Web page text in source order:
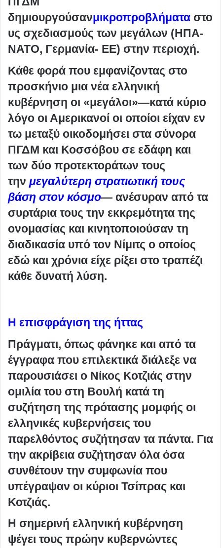
δημιουργούσανμικροπροβλήματα στο
υς σχεδιασμούς των μεγάλων (ΗΠΑ-
ΝΑΤΟ, Γερμανία- ΕΕ) στην περιοχή.
Κάθε φορά που εμφανίζοντας στο
προσκήνιο μια νέα ελληνική
κυβέρνηση οι «μεγάλοι»—κατά κύριο
λόγο οι Αμερικανοί οι οποίοι είχαν εν
τω μεταξύ οικοδομήσει στα σύνορα
ΠΓΔΜ και Κοσσόβου σε εδάφη και
των δύο προτεκτοράτων τους
την μεγαλύτερη στρατιωτική τους
βάση στον κόσμο— ανέσυραν από τα
συρτάρια τους την εκκρεμότητα της
ονομασίας και κινητοποιούσαν τη
διαδικασία υπό τον Νίμιτς ο οποίος
εδώ και χρόνια είχε ρίξει στο τραπέζι
κάθε δυνατή λύση.
Η επισφράγιση της ήττας
Πράγματι, όπως φάνηκε και από τα
έγγραφα που επιλεκτικά διάλεξε να
παρουσιάσει ο Νίκος Κοτζιάς στην
ομιλία του στη Βουλή κατά τη
συζήτηση της πρότασης μομφής οι
ελληνικές κυβερνήσεις του
παρελθόντος συζήτησαν τα πάντα. Για
την ακρίβεια συζήτησαν όλα όσα
συνθέτουν την συμφωνία που
υπέγραψαν οι κύριοι Τσίπρας και
Κοτζιάς.
Η σημερινή ελληνική κυβέρνηση
ψέγει τους πρώην κυβερνώντες